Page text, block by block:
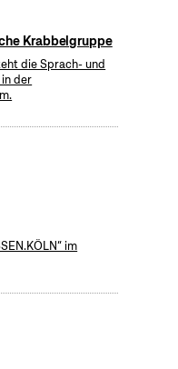
Krabbelgruppe
die Sprach- und
der
im